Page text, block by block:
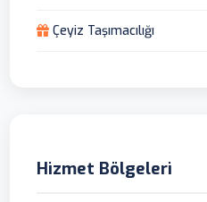
Çeyiz Taşımacılığı
Hizmet Bölgeleri